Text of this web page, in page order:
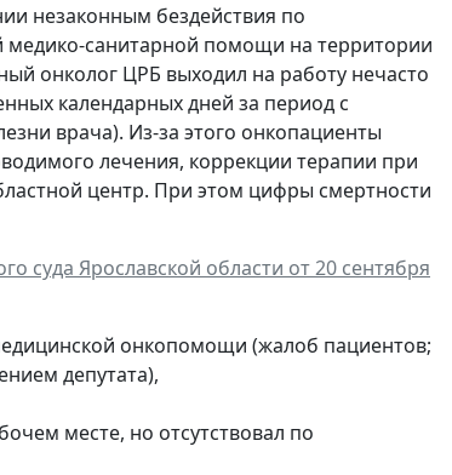
незаконным бездействия по
санитарной помощи на территории
онколог ЦРБ выходил на работу нечасто
календарных дней за период с
врача). Из-за этого онкопациенты
лечения, коррекции терапии при
центр. При этом цифры смертности
суда Ярославской области от 20 сентября
онкопомощи (жалоб пациентов;
депутата),
месте, но отсутствовал по